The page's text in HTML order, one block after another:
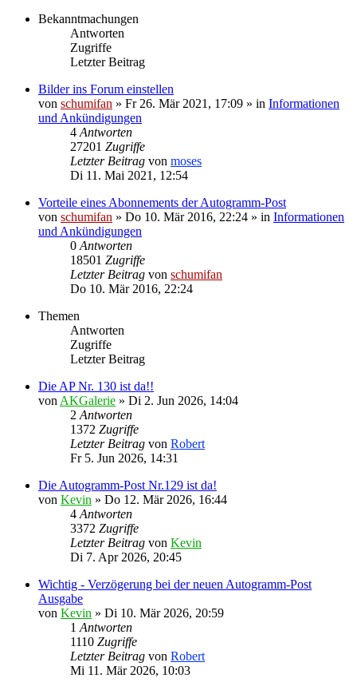
Bekanntmachungen
Antworten
Zugriffe
Letzter Beitrag
Bilder ins Forum einstellen
von schumifan » Fr 26. Mär 2021, 17:09 » in Informationen
und Ankündigungen
4Antworten
27201 Zugriffe
Letzter Beitrag von moses
Di 11. Mai 2021, 12:54
Vorteile eines Abonnements der Autogramm-Post
von schumifan » Do 10. Mär 2016, 22:24 » in Informationen
und Ankündigungen
0Antworten
18501 Zugriffe
Letzter Beitrag von schumifan
Do 10. Mär 2016, 22:24
Themen
Antworten
Zugriffe
Letzter Beitrag
Die AP Nr. 130 ist da!!
vonAKGalerie » Di 2. Jun 2026, 14:04
2Antworten
1372 Zugriffe
Letzter Beitrag von Robert
Fr 5. Jun 2026, 14:31
Die Autogramm-Post Nr.129 ist da!
von Kevin » Do 12. Mär 2026, 16:44
4Antworten
3372 Zugriffe
Letzter Beitrag von Kevin
Di 7. Apr 2026, 20:45
Wichtig - Verzögerung bei der neuen Autogramm-Post
Ausgabe
von Kevin » Di 10. Mär 2026, 20:59
1Antworten
1110 Zugriffe
Letzter Beitrag von Robert
Mi 11. Mär 2026, 10:03